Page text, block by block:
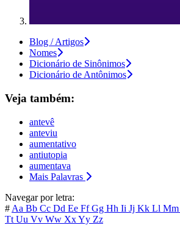
Blog / Artigos
Nomes
Dicionário de Sinônimos
Dicionário de Antônimos
Veja também:
antevê
anteviu
aumentativo
antiutopia
aumentava
Mais Palavras
Navegar por letra:
# Aa Bb Cc Dd Ee FfGg Hh Ii Jj Kk Ll Mm
Tt Uu Vv Ww XxYy Zz